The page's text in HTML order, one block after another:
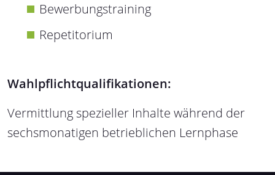
Bewerbungstraining
Repetitorium
Wahlpflichtqualifikationen:
Vermittlung spezieller Inhalte während der
sechsmonatigen betrieblichen Lernphase